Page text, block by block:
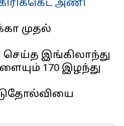
அணி
முதல்
இங்கிலாந்து
170 இழந்து